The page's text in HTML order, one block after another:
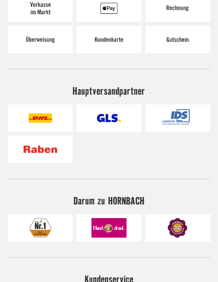
Hauptversandpartner
Darum zu HORNBACH
Kundenservice